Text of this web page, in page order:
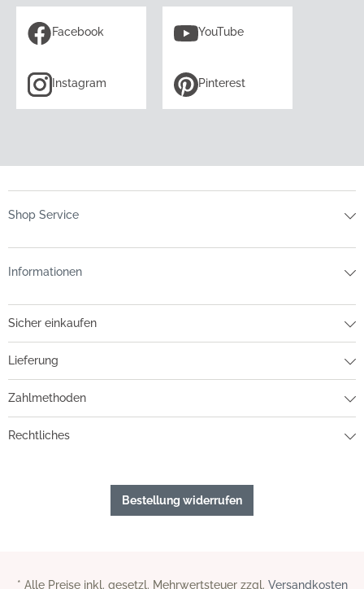
Facebook YouTube
Instagram Pinterest
Shop Service
Informationen
Sicher einkaufen
Lieferung
Zahlmethoden
Rechtliches
Bestellung widerrufen
* Alle Preise inkl. gesetzl. Mehrwertsteuer zzgl. Versandkosten